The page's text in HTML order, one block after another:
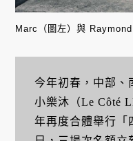
Marc（圖左）與 Raymond
今年初春，中部、
小樂沐（Le Côté
年再度合體舉行「